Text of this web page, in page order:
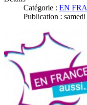
Catégorie : EN
Publication :